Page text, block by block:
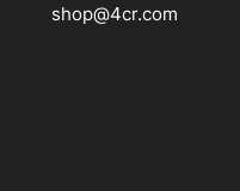
shop@4cr.com